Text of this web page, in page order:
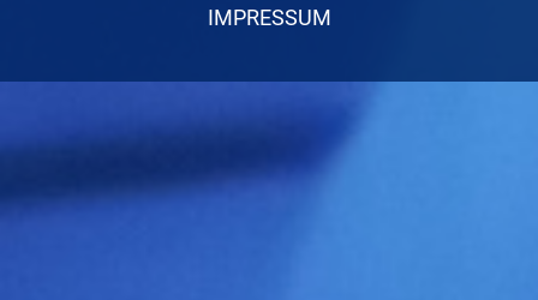
IMPRESSUM